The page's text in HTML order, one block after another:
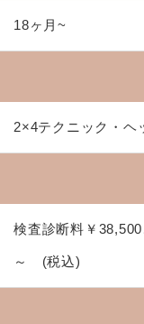
18ヶ月~
2×4テクニック・ヘ
検査診断料￥
～ (税込)